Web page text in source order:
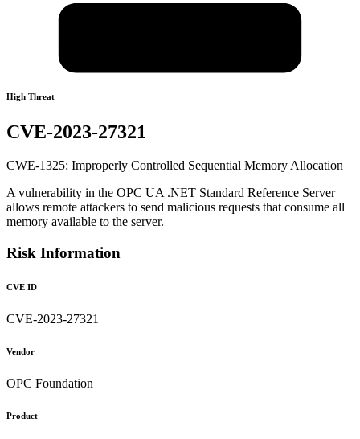
High Threat
CVE-2023-27321
CWE-1325: Improperly Controlled Sequential Memory Allocation
A vulnerability in the OPC UA .NET Standard Reference Server
allows remote attackers to send malicious requests that consume all
memory available to the server.
Risk Information
CVE ID
CVE-2023-27321
Vendor
OPC Foundation
Product